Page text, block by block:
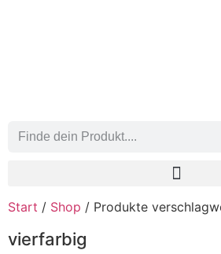
Start / Shop / Produkte
vierfarbig